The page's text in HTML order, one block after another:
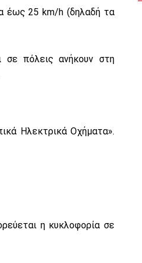
έως 25 km/h (δηλαδή τα
σε πόλεις ανήκουν στη
Ηλεκτρικά Οχήματα».
η κυκλοφορία σε